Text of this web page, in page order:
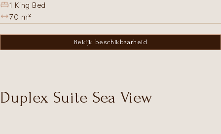
1 King Bed
70 m²
Bekijk beschikbaarheid
Duplex Suite Sea View